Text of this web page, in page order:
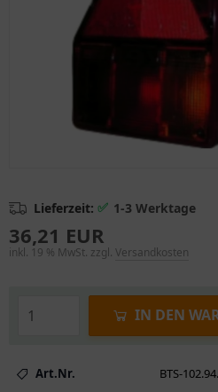
Lieferzeit: ✅ 1-3 Werktage
36,21 EUR
inkl. 19 % MwSt. zzgl. Versandkosten
IN DEN
Art.Nr.
BTS-